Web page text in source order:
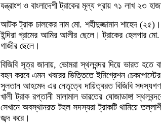
যন্ত্রাংশ ও বাংলাদেশী ট্রাকের মূল্য প্রায় ৭১ লাখ ২৩
আটক ট্রাক চালকের নাম মো. শহীদুজ্জামান শাহেদ
ইন্দিরা গ্রামের আমির আলীর ছেলে। ট্রাকের হেলপার
গাজীর ছেলে।
বিজিবি সূত্র জানায়, ভোমরা স্থলবন্দর দিয়ে ভারত হতে
বহন করবে এমন খবরের ভিত্তিতে ইমিগ্রেশন
সুলতান আহমেদ এর নেতৃত্বে দায়িত্বরত বিজিবি
খালী ট্রাক রপ্তানী মালামাল ভারতের ঘোজাডাঙ্গা
সেখানে অবস্থানরত টহল সদস্যরা ট্রাকটি থামিয়ে
জব্দ করে।